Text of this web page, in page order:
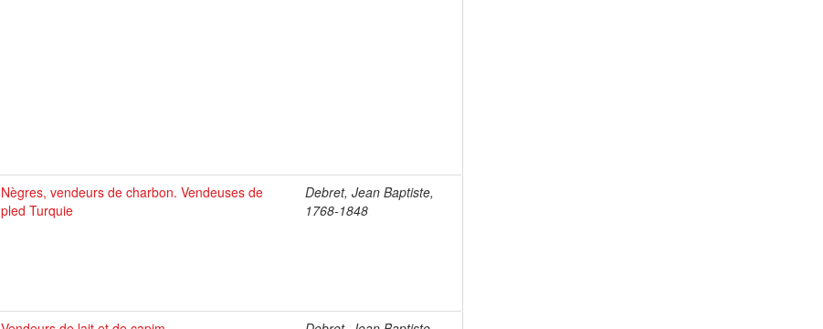
Nègres, vendeurs de charbon. Vendeuses de
pled Turquie
Debret, Jean Baptiste,
1768-1848